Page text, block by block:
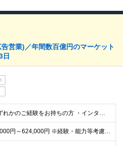
営業)／年間数百億円のマーケット
日
■下記いずれかのご経験をお持ちの方 ・インターネット広告代理店、エージェンシーでのWeb広告営業や運用経験2年以上 ・事業会社でのWebマーケティング経験2年以上、メディア、媒体企業でのご経験2年以上
月給396,000円～624,000円 ※経験・能力等考慮の上、規定により優遇 ※固定残業代（30時間相当の残業手当及び深夜勤務手当として87,120円～137,160円）を月給に含んで支給 ※超過